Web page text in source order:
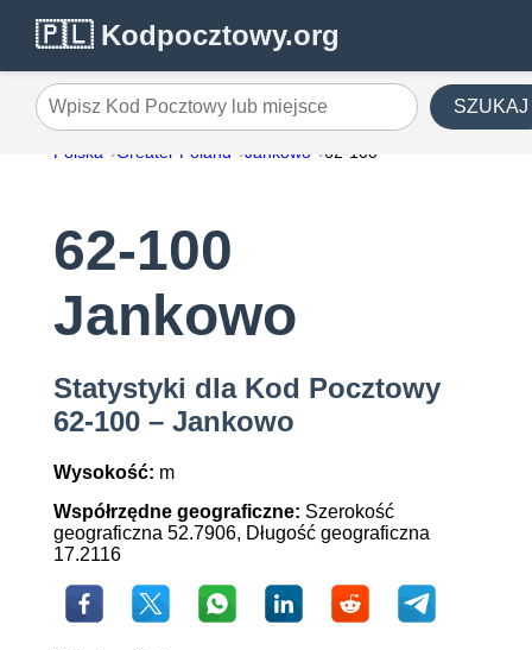
🇵🇱 Kodpocztowy.org
Wpisz Kod Pocztowy lub miejsce SZUKAJ
Polska Greater Poland Jankowo 62-100
62-100
Jankowo
Statystyki dla Kod Pocztowy
62-100 – Jankowo
Wysokość: m
Współrzędne geograficzne: Szerokość
geograficzna 52.7906, Długość geograficzna
17.2116